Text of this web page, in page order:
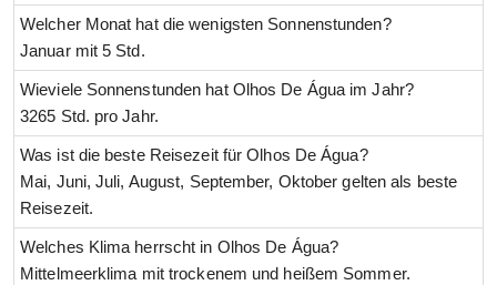
Welcher Monat hat die wenigsten Sonnenstunden?
Januar mit 5 Std.
Wieviele Sonnenstunden hat Olhos De Água im Jahr?
3265 Std. pro Jahr.
Was ist die beste Reisezeit für Olhos De Água?
Mai, Juni, Juli, August, September, Oktober gelten als beste
Reisezeit.
Welches Klima herrscht in Olhos De Água?
Mittelmeerklima mit trockenem und heißem Sommer.